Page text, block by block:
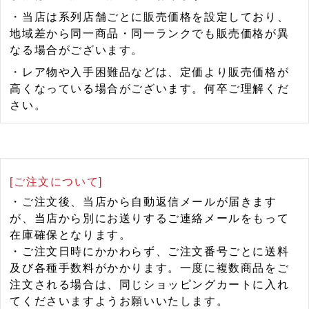
・当店は系列店舗ごとに販売価格を設定しており、
地域差から同一商品・同一ランクでも販売価格が異
なる場合がございます。
・レア物や入手困難品などは、定価より販売価格が
高くなっている場合がございます。何卒ご理解くだ
さい。
[ご注文について]
・ご注文後、当店から自動返信メールが届きます
が、当店から別にお送りするご連絡メールをもって
在庫確保となります。
・ご注文日時にかかわらず、ご注文番号ごとに送料
及び各種手数料がかかります。一度に複数商品をご
注文される場合は、同じショッピングカートに入れ
てくださいますようお願いいたします。